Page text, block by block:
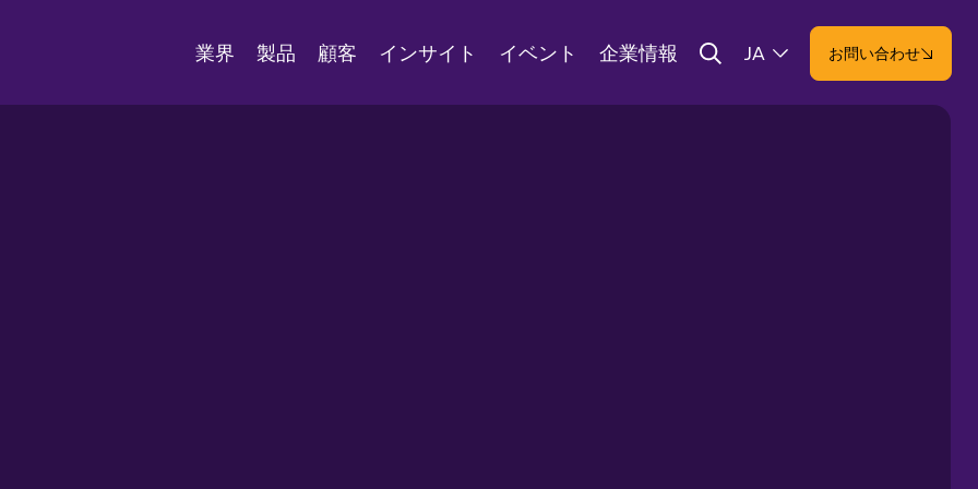
業界
製品 顧客 インサイト イベント 企業情報 JA お問い合わせ